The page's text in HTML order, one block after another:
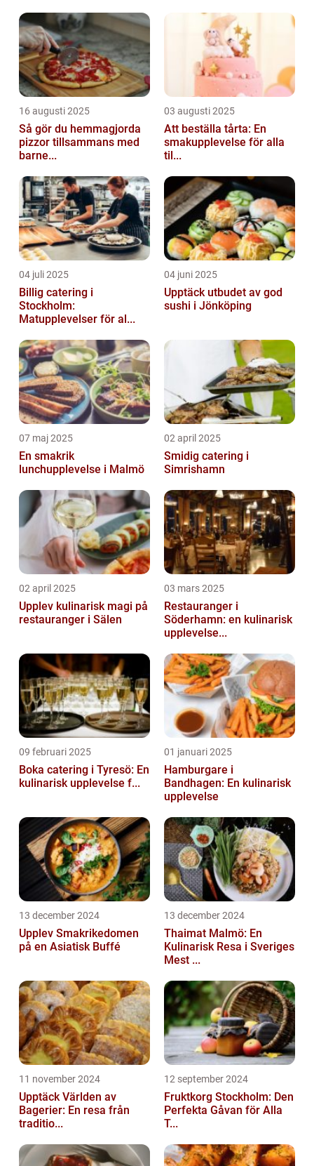
16 augusti 2025
Så gör du hemmagjorda
pizzor tillsammans med
barne...
03 augusti 2025
Att beställa tårta: En
smakupplevelse för alla
til...
04 juli 2025
Billig catering i
Stockholm:
Matupplevelser för al...
04 juni 2025
Upptäck utbudet av god
sushi i Jönköping
07 maj 2025
En smakrik
lunchupplevelse i Malmö
02 april 2025
Smidig catering i
Simrishamn
02 april 2025
Upplev kulinarisk magi på
restauranger i Sälen
03 mars 2025
Restauranger i
Söderhamn: en kulinarisk
upplevelse...
09 februari 2025
Boka catering i Tyresö: En
kulinarisk upplevelse f...
01 januari 2025
Hamburgare i
Bandhagen: En kulinarisk
upplevelse
13 december 2024
Upplev Smakrikedomen
på en Asiatisk Buffé
13 december 2024
Thaimat Malmö: En
Kulinarisk Resa i Sveriges
Mest ...
11 november 2024
Upptäck Världen av
Bagerier: En resa från
traditio...
12 september 2024
Fruktkorg Stockholm: Den
Perfekta Gåvan för Alla
T...